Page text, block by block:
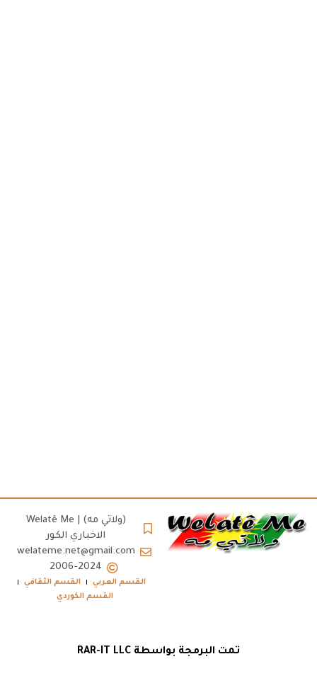
(ولاتي مه) | Welatê Me
الاخباري الكور
welateme.net@gmail.com
2006-2024
القسم العربي
القسم الثقافي
القسم الكوردي
تمت البرمجة بواسطة RAR-IT LLC